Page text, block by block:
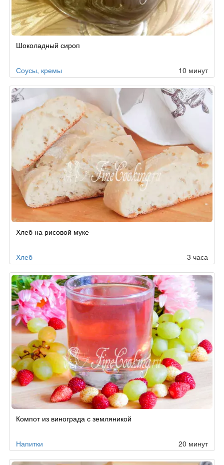
Шоколадный сироп
Соусы, кремы 10 минут
Хлеб на рисовой муке
Хлеб 3 часа
Компот из винограда с земляникой
Напитки 20 минут